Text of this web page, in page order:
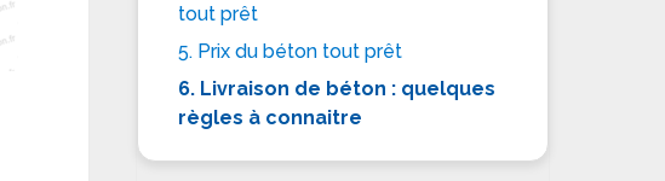
tout prêt
5. Prix du béton tout prêt
6. Livraison de béton : quelques
règles à connaitre